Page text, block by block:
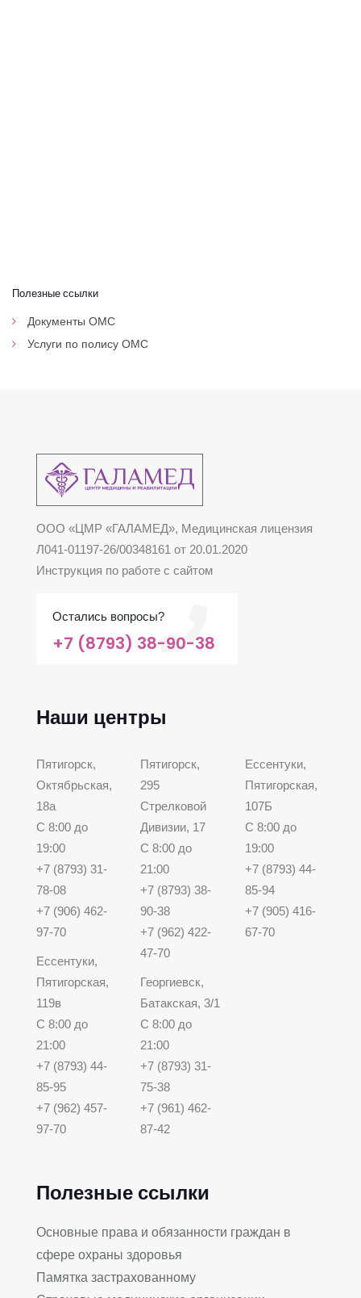
Полезные ссылки
Документы ОМС
Услуги по полису ОМС
ООО «ЦМР «ГАЛАМЕД», Медицинская лицензия
Л041-01197-26/00348161 от 20.01.2020
Инструкция по работе с сайтом
Остались вопросы?
+7 (8793) 38-90-38
Наши центры
Пятигорск,
Октябрьская,
18а
С 8:00 до
19:00
+7 (8793) 31-
78-08
+7 (906) 462-
97-70
Ессентуки,
Пятигорская,
119в
С 8:00 до
21:00
+7 (8793) 44-
85-95
+7 (962) 457-
97-70
Пятигорск,
295
Стрелковой
Дивизии, 17
С 8:00 до
21:00
+7 (8793) 38-
90-38
+7 (962) 422-
47-70
Георгиевск,
Батакская, 3/1
С 8:00 до
21:00
+7 (8793) 31-
75-38
+7 (961) 462-
87-42
Ессентуки,
Пятигорская,
107Б
С 8:00 до
19:00
+7 (8793) 44-
85-94
+7 (905) 416-
67-70
Полезные ссылки
Основные права и обязанности граждан в
сфере охраны здоровья
Памятка застрахованному